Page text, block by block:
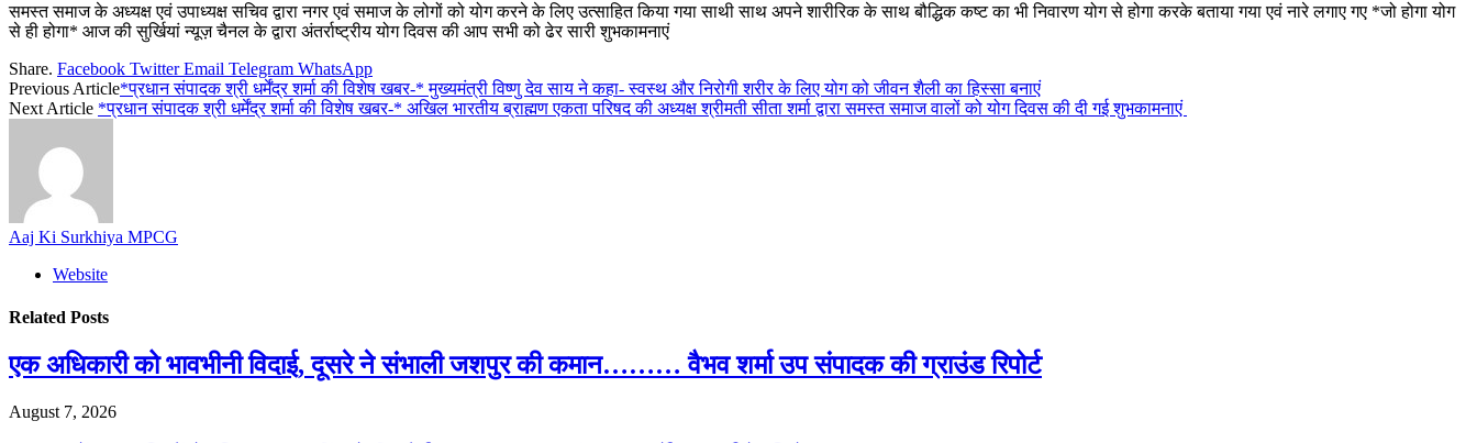
समस्त समाज के अध्यक्ष एवं उपाध्यक्ष सचिव द्वारा नगर एवं समाज के लोगों को योग करने के लिए उत्साहित किया गया साथी साथ अपने शारीरिक के साथ बौद्धिक कष्ट का भी निवारण योग से होगा करके बताया गया एवं नारे लगाए गए *जो होगा योग
से ही होगा* आज की सुर्खियां न्यूज़ चैनल के द्वारा अंतर्राष्ट्रीय योग दिवस की आप सभी को ढेर सारी शुभकामनाएं
Share. Facebook Twitter Email Telegram WhatsApp
Previous Article*प्रधान संपादक श्री धर्मेंद्र शर्मा की विशेष खबर-* मुख्यमंत्री विष्णु देव साय ने कहा- स्वस्थ और निरोगी शरीर के लिए योग को जीवन शैली का हिस्सा बनाएं
Next Article *प्रधान संपादक श्री धर्मेंद्र शर्मा की विशेष खबर-* अखिल भारतीय ब्राह्मण एकता परिषद की अध्यक्ष श्रीमती सीता शर्मा द्वारा समस्त समाज वालों को योग दिवस की दी गई शुभकामनाएं
Aaj Ki Surkhiya MPCG
Website
Related Posts
एक अधिकारी को भावभीनी विदाई, दूसरे ने संभाली जशपुर की कमान……… वैभव शर्मा उप संपादक की ग्राउंड रिपोर्ट
August 7, 2026